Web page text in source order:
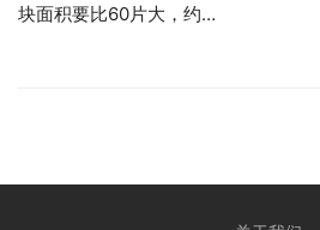
块面积要比60片大，约…